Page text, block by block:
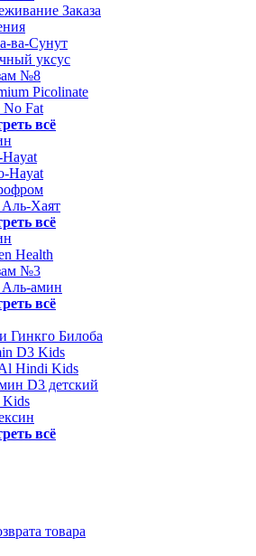
Заказа
ва-Сунут
уксус
№8
Picolinate
No Fat
всё
Hayat
Hayat
Хаят
всё
Health
№3
амин
всё
Гинкго Билоба
D3 Kids
Hindi Kids
D3 детский
Kids
всё
товара